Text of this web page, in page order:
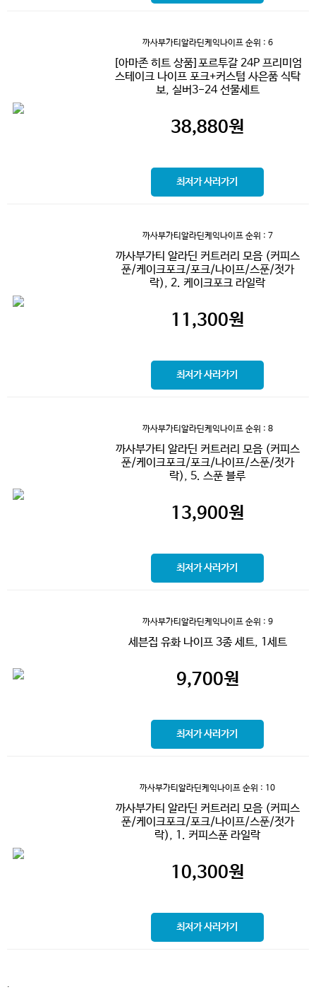
까사부가티알라딘케익나이프순위 : 6
[아마존 히트 상품]포르투갈 24P 프리미엄
스테이크 나이프 포크+커스텀 사은품 식탁
보, 실버3-24 선물세트
38,880원
최저가 사러가기
까사부가티알라딘케익나이프순위 : 7
까사부가티 알라딘 커트러리 모음 (커피스
푼/케이크포크/포크/나이프/스푼/젓가
락), 2. 케이크포크 라일락
11,300원
최저가 사러가기
까사부가티알라딘케익나이프순위 : 8
까사부가티 알라딘 커트러리 모음 (커피스
푼/케이크포크/포크/나이프/스푼/젓가
락), 5. 스푼 블루
13,900원
최저가 사러가기
까사부가티알라딘케익나이프순위 : 9
세븐집 유화 나이프 3종 세트, 1세트
9,700원
최저가 사러가기
까사부가티알라딘케익나이프 순위 : 10
까사부가티 알라딘 커트러리 모음 (커피스
푼/케이크포크/포크/나이프/스푼/젓가
락), 1. 커피스푼 라일락
10,300원
최저가 사러가기
.